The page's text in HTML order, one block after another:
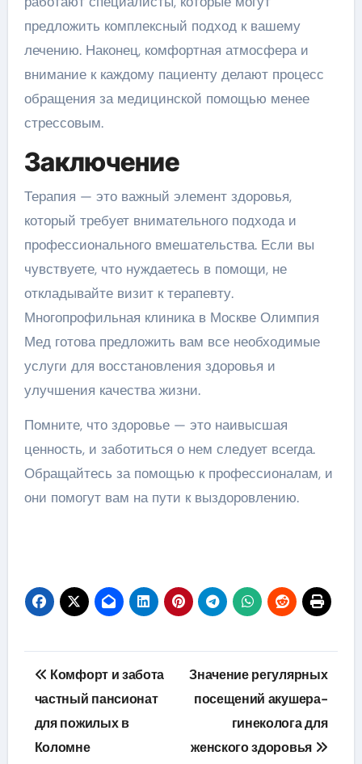
предложить комплексный подход к вашему
лечению. Наконец, комфортная атмосфера и
внимание к каждому пациенту делают процесс
обращения за медицинской помощью менее
стрессовым.
Заключение
Терапия — это важный элемент здоровья,
который требует внимательного подхода и
профессионального вмешательства. Если вы
чувствуете, что нуждаетесь в помощи, не
откладывайте визит к терапевту.
Многопрофильная клиника в Москве Олимпия
Мед готова предложить вам все необходимые
услуги для восстановления здоровья и
улучшения качества жизни.
Помните, что здоровье — это наивысшая
ценность, и заботиться о нем следует всегда.
Обращайтесь за помощью к профессионалам, и
они помогут вам на пути к выздоровлению.
Навигация
по
записям
Комфорт и забота
частный пансионат
для пожилых в
Коломне
Значение регулярных
посещений акушера-
гинеколога для
женского здоровья